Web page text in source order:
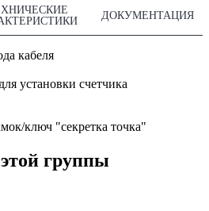
ДОКУМЕНТАЦИЯ
кабеля
установки счетчика
ключ "секретка точка"
группы